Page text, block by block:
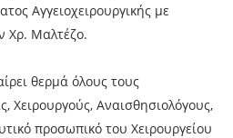
Αγγειοχειρουργικής με
Χρ. Μαλτέζο.
θερμά όλους τους
Χειρουργούς, Αναισθησιολόγους,
προσωπικό του Χειρουργείου